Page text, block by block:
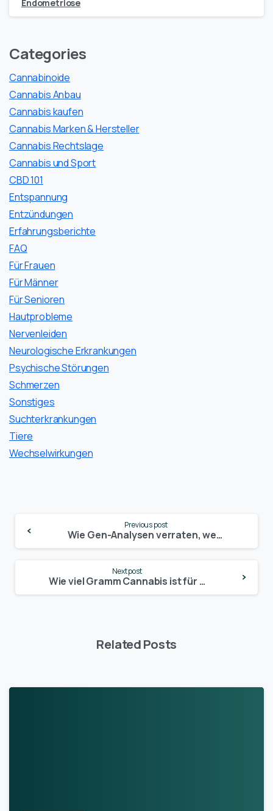
Endometriose
Categories
Cannabinoide
Cannabis Anbau
Cannabis kaufen
Cannabis Marken & Hersteller
Cannabis Rechtslage
Cannabis und Sport
CBD 101
Entspannung
Entzündungen
Erfahrungsberichte
FAQ
Für Frauen
Für Männer
Für Senioren
Hautprobleme
Nervenleiden
Neurologische Erkrankungen
Psychische Störungen
Schmerzen
Sonstiges
Suchterkrankungen
Tiere
Wechselwirkungen
Reading
Previous post
Wie Gen-Analysen verraten, wer besser die Finger von Cannabis lassen sollte: Ein wissenschaftlicher Einblick
Next post
Wie viel Gramm Cannabis ist für Anfänger optimal? Ein Leitfaden für den sicheren Einstieg
Related Posts